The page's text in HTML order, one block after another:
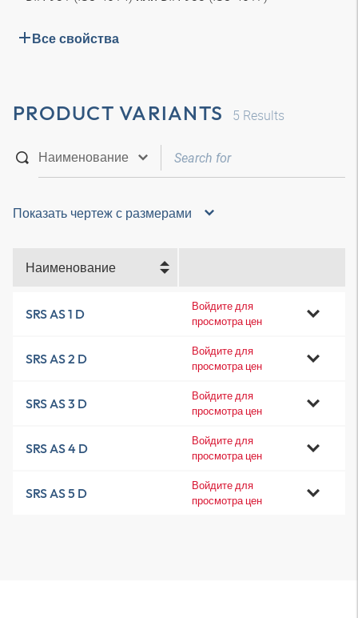
Все свойства
PRODUCT VARIANTS 5 Results
Показать чертеж с размерами
Наименование
SRS AS 1 D
Войдите для
просмотра цен
SRS AS 2 D
Войдите для
просмотра цен
SRS AS 3 D
Войдите для
просмотра цен
SRS AS 4 D
Войдите для
просмотра цен
SRS AS 5 D
Войдите для
просмотра цен